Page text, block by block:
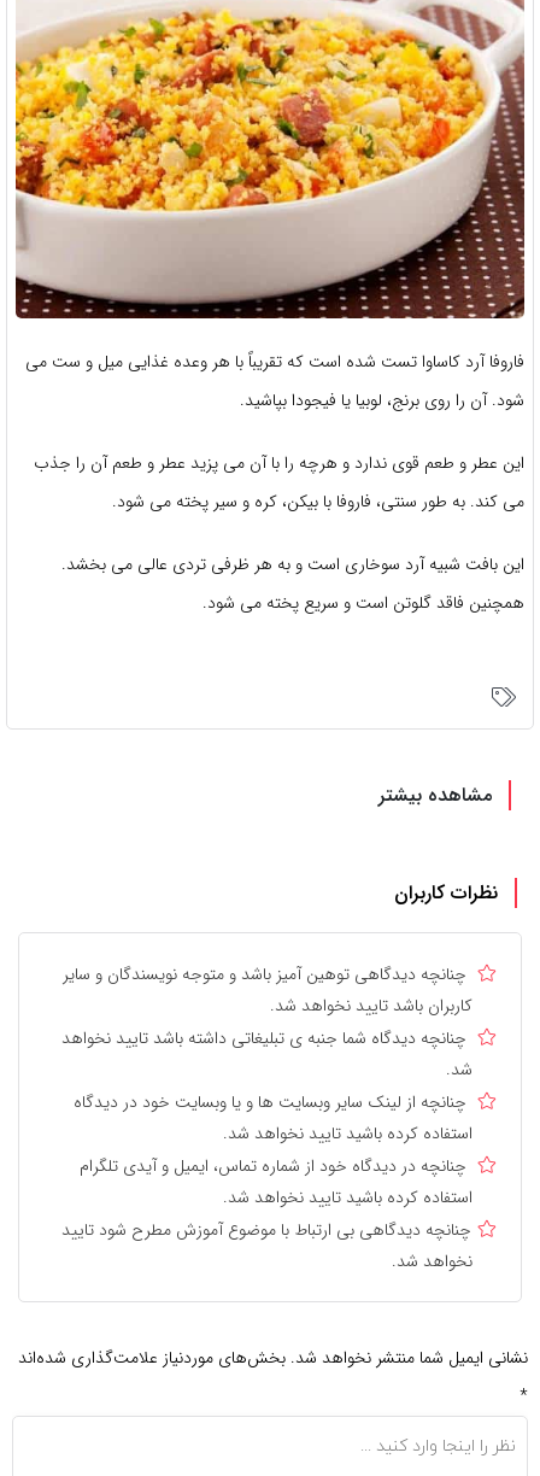
فاروفا آرد کاساوا تست شده است که تقریباً با هر وعده غذایی میل و ست می
شود. آن را روی برنج، لوبیا یا فیجودا ​​بپاشید.
این عطر و طعم قوی ندارد و هرچه را با آن می پزید عطر و طعم آن را جذب
می کند. به طور سنتی، فاروفا با بیکن، کره و سیر پخته می شود.
این بافت شبیه آرد سوخاری است و به هر ظرفی تردی عالی می بخشد.
همچنین فاقد گلوتن است و سریع پخته می شود.
مشاهده بیشتر
نظرات کاربران
چنانچه دیدگاهی توهین آمیز باشد و متوجه نویسندگان و سایر
کاربران باشد تایید نخواهد شد.
چنانچه دیدگاه شما جنبه ی تبلیغاتی داشته باشد تایید نخواهد
شد.
چنانچه از لینک سایر وبسایت ها و یا وبسایت خود در دیدگاه
استفاده کرده باشید تایید نخواهد شد.
چنانچه در دیدگاه خود از شماره تماس، ایمیل و آیدی تلگرام
استفاده کرده باشید تایید نخواهد شد.
چنانچه دیدگاهی بی ارتباط با موضوع آموزش مطرح شود تایید
نخواهد شد.
نشانی ایمیل شما منتشر نخواهد شد. بخش‌های موردنیاز علامت‌گذاری شده‌اند
*